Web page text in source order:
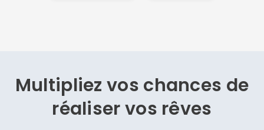
Multipliez vos chances de
réaliser vos rêves